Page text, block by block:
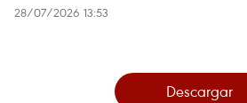
28/07/2026 13:53
Descargar